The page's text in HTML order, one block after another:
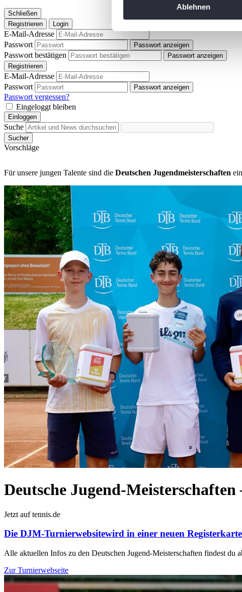
Wir verwenden Cookies, um
und die Zugriffe auf unsere
möglicherweise mit weiteren
Ablehnen
Schließen
Registrieren
Login
E-Mail-Adresse
Passwort
Passwort anzeigen
Passwort bestätigen
Passwort anzeigen
Registrieren
E-Mail-Adresse
Passwort
Passwort anzeigen
Passwort vergessen?
Eingeloggt bleiben
Einloggen
Suche
Sucher
Vorschläge
Für unsere jungen Talente sind die Deutschen Jugendmeisterschaften
Deutsche Jugend-Meisterschaften
Jetzt auf tennis.de
Die DJM-Turnierwebsitewird in einer neuen
Alle aktuellen Infos zu den Deutschen Jugend-Meisterschaften findest du
Zur Turnierwebseite